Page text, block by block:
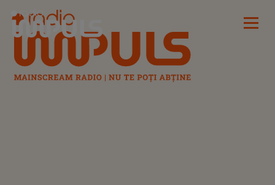
Radio Impuls